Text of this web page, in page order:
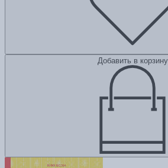
Добавить в корзину